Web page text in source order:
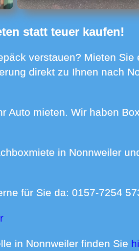
statt teuer kaufen!
direkt zu Ihnen nach
für Sie da: 0157-7254
in Nonnweiler finden Sie